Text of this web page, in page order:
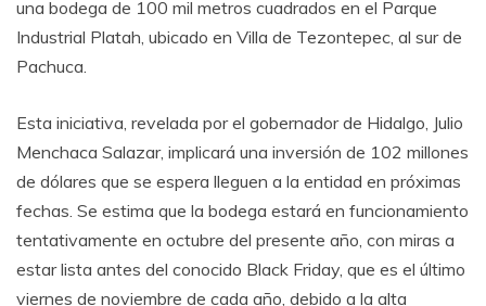
una bodega de 100 mil metros cuadrados en el Parque
Industrial Platah, ubicado en Villa de Tezontepec, al sur de
Pachuca.
Esta iniciativa, revelada por el gobernador de Hidalgo, Julio
Menchaca Salazar, implicará una inversión de 102 millones
de dólares que se espera lleguen a la entidad en próximas
fechas. Se estima que la bodega estará en funcionamiento
tentativamente en octubre del presente año, con miras a
estar lista antes del conocido Black Friday, que es el último
viernes de noviembre de cada año, debido a la alta